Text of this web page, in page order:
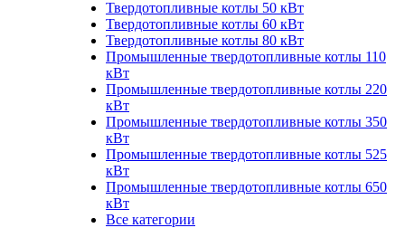
Твердотопливные котлы 50 кВт
Твердотопливные котлы 60 кВт
Твердотопливные котлы 80 кВт
Промышленные твердотопливные котлы 110
кВт
Промышленные твердотопливные котлы 220
кВт
Промышленные твердотопливные котлы 350
кВт
Промышленные твердотопливные котлы 525
кВт
Промышленные твердотопливные котлы 650
кВт
Все категории